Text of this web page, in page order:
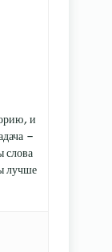
и
—
слова
лучше